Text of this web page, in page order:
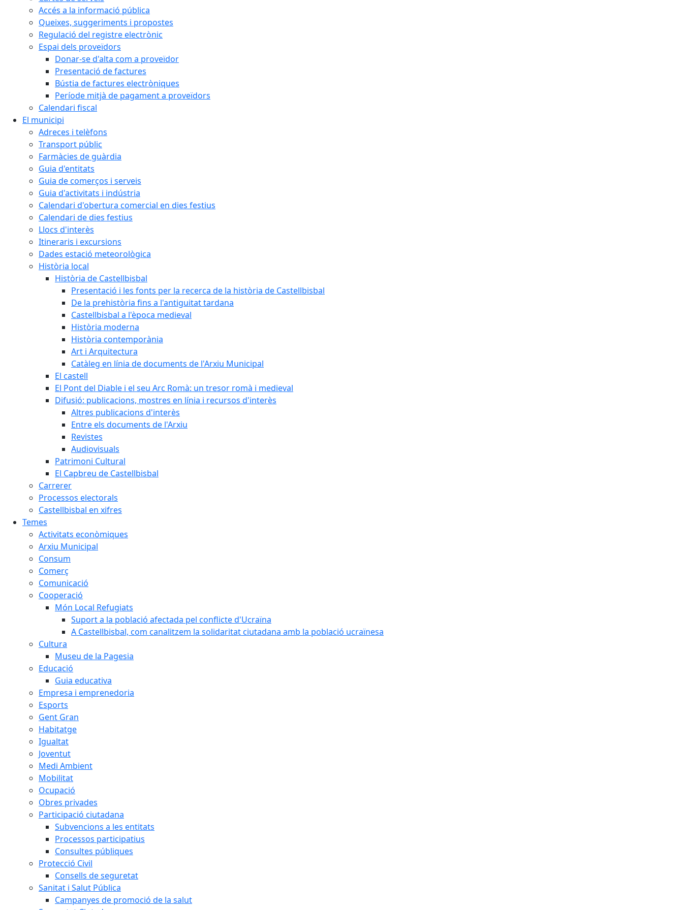
Accés a la informació pública
Queixes, suggeriments i propostes
Regulació del registre electrònic
Espai dels proveïdors
Donar-se d'alta com a proveïdor
Presentació de factures
Bústia de factures electròniques
Període mitjà de pagament a proveïdors
Calendari fiscal
El municipi
Adreces i telèfons
Transport públic
Farmàcies de guàrdia
Guia d'entitats
Guia de comerços i serveis
Guia d'activitats i indústria
Calendari d'obertura comercial en dies festius
Calendari de dies festius
Llocs d'interès
Itineraris i excursions
Dades estació meteorològica
Història local
Història de Castellbisbal
Presentació i les fonts per la recerca de la història de Castellbisbal
De la prehistòria fins a l'antiguitat tardana
Castellbisbal a l'època medieval
Història moderna
Història contemporània
Art i Arquitectura
Catàleg en línia de documents de l'Arxiu Municipal
El castell
El Pont del Diable i el seu Arc Romà: un tresor romà i medieval
Difusió: publicacions, mostres en línia i recursos d'interès
Altres publicacions d'interès
Entre els documents de l'Arxiu
Revistes
Audiovisuals
Patrimoni Cultural
El Capbreu de Castellbisbal
Carrerer
Processos electorals
Castellbisbal en xifres
Temes
Activitats econòmiques
Arxiu Municipal
Consum
Comerç
Comunicació
Cooperació
Món Local Refugiats
Suport a la població afectada pel conflicte d'Ucraïna
A Castellbisbal, com canalitzem la solidaritat ciutadana amb la població ucraïnesa
Cultura
Museu de la Pagesia
Educació
Guia educativa
Empresa i emprenedoria
Esports
Gent Gran
Habitatge
Igualtat
Joventut
Medi Ambient
Mobilitat
Ocupació
Obres privades
Participació ciutadana
Subvencions a les entitats
Processos participatius
Consultes públiques
Protecció Civil
Consells de seguretat
Sanitat i Salut Pública
Campanyes de promoció de la salut